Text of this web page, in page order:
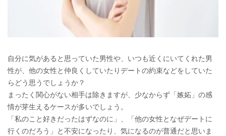
自分に気があると思っていた男性や、いつも近くにいてくれた男
性が、他の女性と仲良くしていたりデートの約束などをしていた
らどう思うでしょうか？
まったく関心がない相手は除きますが、少なからず「嫉妬」の感
情が芽生えるケースが多いでしょう。
「私のこと好きだったはずなのに」、「他の女性となぜデートに
行くのだろう」と不安になったり、気になるのが普通だと思いま